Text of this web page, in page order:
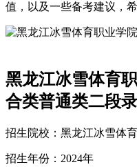
值，以及一些备考建议，
黑龙江冰雪体育
合类普通类二段
招生院校：黑龙江冰雪体
招生年份：2024年